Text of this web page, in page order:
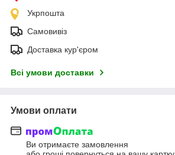
Укрпошта
Самовивіз
Доставка кур'єром
Всі умови доставки
Умови оплати
Ви отримаєте замовлення